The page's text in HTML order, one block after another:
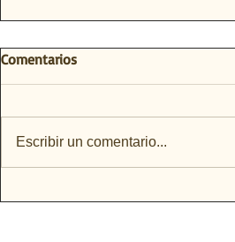
Comentarios
Escribir un comentario...